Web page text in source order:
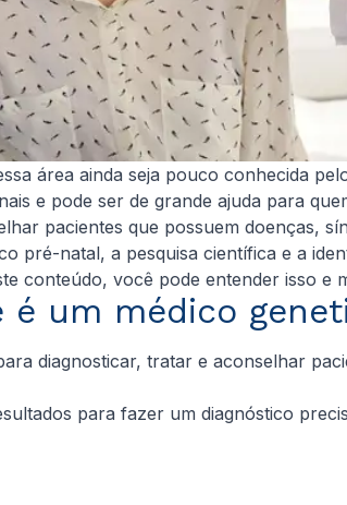
área ainda seja pouco conhecida
e pode ser de grande ajuda para
pacientes que possuem doenças,
pré-natal, a pesquisa científica e a
conteúdo, você pode entender isso e
é um médico
diagnosticar, tratar e aconselhar
para fazer um diagnóstico